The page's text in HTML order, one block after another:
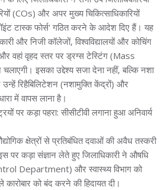
(COs) और अपर मुख्य चिकित्साधिकारियों
टास्क फोर्स' गठित करने के आदेश दिए हैं। यह
और निजी कॉलेजों, विश्वविद्यालयों और कोचिंग
वहां वृहद स्तर पर ड्रग्स टेस्टिंग (Mass
इसका उद्देश्य सजा देना नहीं, बल्कि नशा
रिहैबिलिटेशन (नशामुक्ति केंद्रों) और
में वापस लाना है।
पर कड़ा पहरा: सीसीटीवी लगाना हुआ अनिवार्य
क्षेत्रों से प्रतिबंधित दवाओं की अवैध तस्करी
कड़ा संज्ञान लेते हुए जिलाधिकारी ने औषधि
Department) और स्वास्थ्य विभाग को
को बंद करने की हिदायत दी।